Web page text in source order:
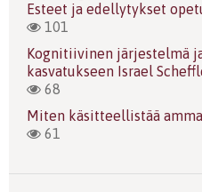
Esteet ja edellytykset
101
Kognitiivinen järjestelmä
kasvatukseen Israel
68
Miten käsitteellistää
61